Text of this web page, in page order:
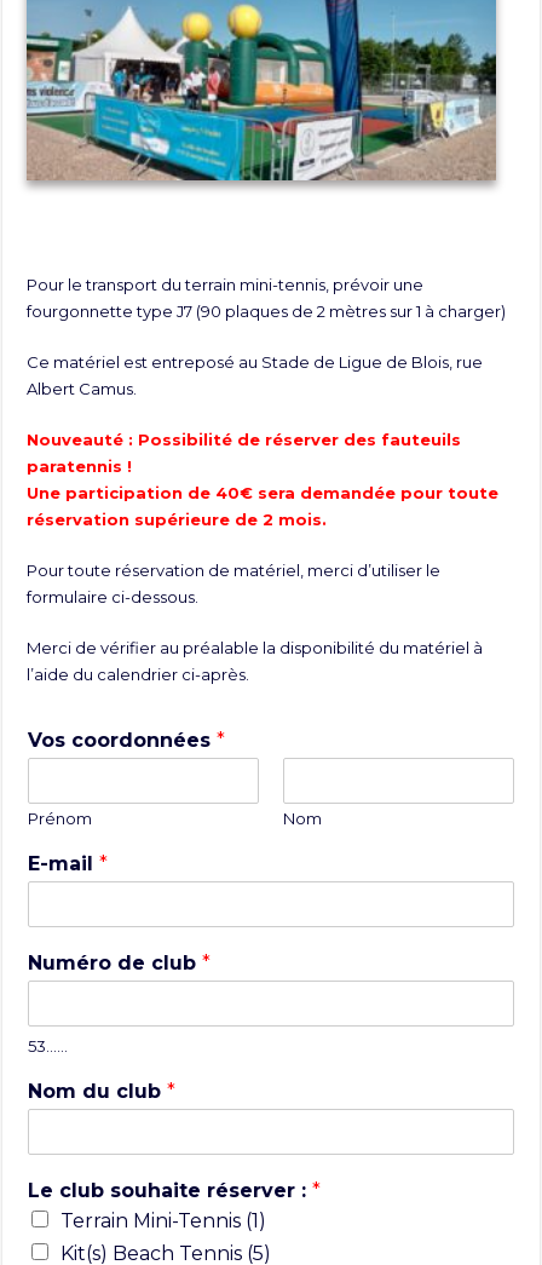
Pour le transport du terrain mini-tennis, prévoir une
fourgonnette type J7 (90 plaques de 2 mètres sur 1 à charger)
Ce matériel est entreposé au Stade de Ligue de Blois, rue
Albert Camus.
Nouveauté : Possibilité de réserver des fauteuils
paratennis !
Une participation de 40€ sera demandée pour toute
réservation supérieure de 2 mois.
Pour toute réservation de matériel, merci d’utiliser le
formulaire ci-dessous.
Merci de vérifier au préalable la disponibilité du matériel à
l’aide du calendrier ci-après.
Vos coordonnées*
Prénom Nom
E-mail*
Numéro de club*
53……
Nom du club*
Le club souhaite réserver :*
Terrain Mini-Tennis (1)
Kit(s) Beach Tennis (5)